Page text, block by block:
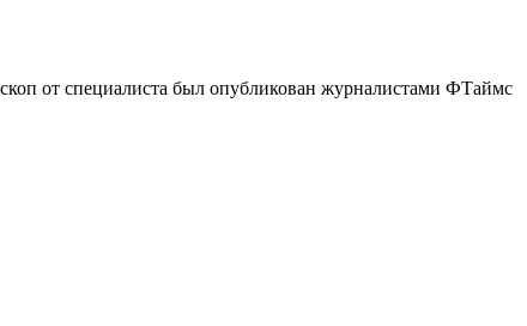
от специалиста был опубликован журналистами ФТаймс